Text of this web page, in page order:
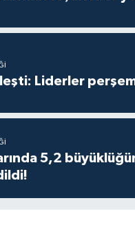
Liderler
5,2